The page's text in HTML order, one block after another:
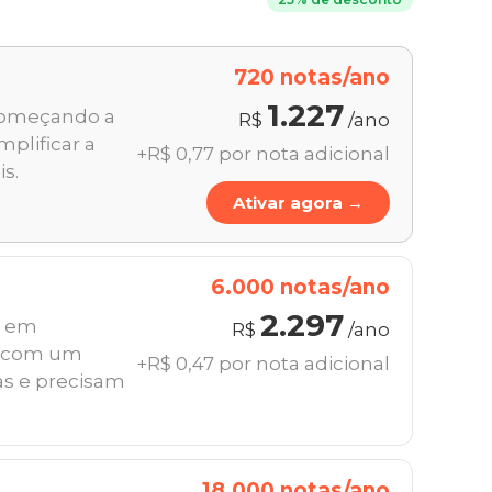
a
a
720 notas/ano
R$ 1.227 /ano
+R$ 0,77 por nota adicional
Ativar agora →
em
um
e precisam
6.000 notas/ano
R$ 2.297 /ano
+R$ 0,47 por nota adicional